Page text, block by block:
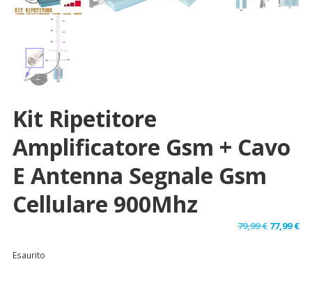
Kit Ripetitore
Amplificatore Gsm + Cavo
E Antenna Segnale Gsm
Cellulare 900Mhz
79,99€ Il
77,99€Il
Esaurito